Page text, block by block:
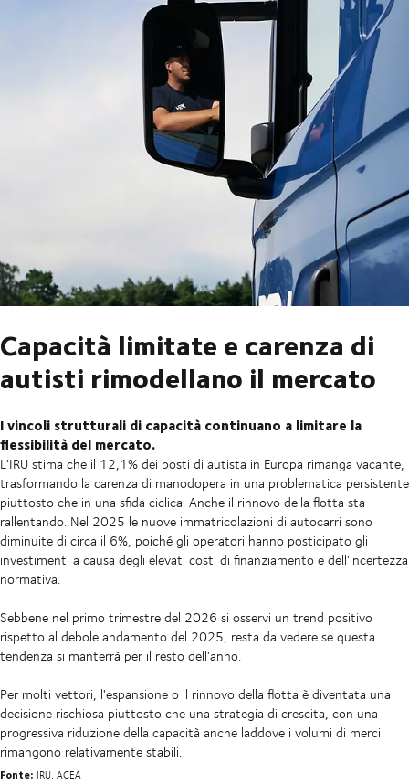
Capacità limitate e carenza di
autisti rimodellano il mercato
I vincoli strutturali di capacità continuano a limitare la
flessibilità del mercato.
L'IRU stima che il 12,1% dei posti di autista in Europa rimanga vacante,
trasformando la carenza di manodopera in una problematica persistente
piuttosto che in una sfida ciclica. Anche il rinnovo della flotta sta
rallentando. Nel 2025 le nuove immatricolazioni di autocarri sono
diminuite di circa il 6%, poiché gli operatori hanno posticipato gli
investimenti a causa degli elevati costi di finanziamento e dell'incertezza
normativa.
Sebbene nel primo trimestre del 2026 si osservi un trend positivo
rispetto al debole andamento del 2025, resta da vedere se questa
tendenza si manterrà per il resto dell'anno.
Per molti vettori, l'espansione o il rinnovo della flotta è diventata una
decisione rischiosa piuttosto che una strategia di crescita, con una
progressiva riduzione della capacità anche laddove i volumi di merci
rimangono relativamente stabili.
Fonte: IRU, ACEA